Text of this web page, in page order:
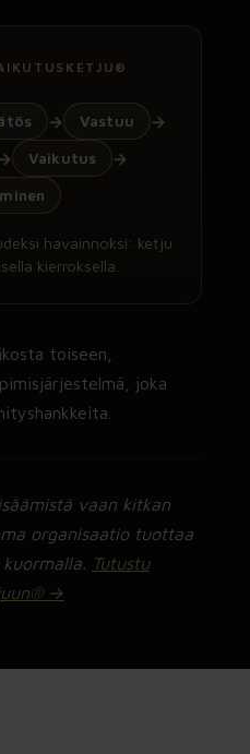
→ Vastuu
→
→ Vaikutus
→
havainnoksi: ketju
kierroksella.
toiseen,
joka
vaan kitkan
organisaatio tuottaa
Tutustu
→